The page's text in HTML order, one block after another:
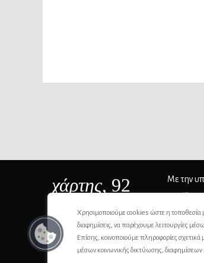
χάρτης, 92
ΙSSN 2732-8279
Με την
Χρησιμοποιούμε cookies ώστε η τοποθεσία
διαφημίσεις, να παρέχουμε λειτουργίες
Επίσης, κοινοποιούμε πληροφορίες
μέσων κοινωνικής δικτύωσης, διαφημίσεων